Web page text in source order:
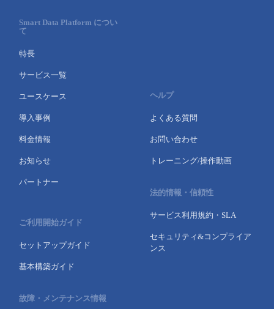
Smart Data Platform につい
て
特長
サービス一覧
ユースケース
導入事例
料金情報
お知らせ
パートナー
ご利用開始ガイド
セットアップガイド
基本構築ガイド
故障・メンテナンス情報
ヘルプ
よくある質問
お問い合わせ
トレーニング/操作動画
法的情報・信頼性
サービス利用規約・SLA
セキュリティ&コンプライア
ンス